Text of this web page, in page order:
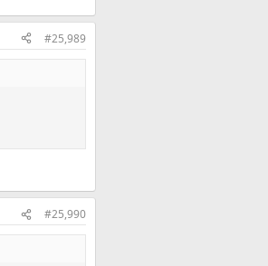
#25,989
#25,990